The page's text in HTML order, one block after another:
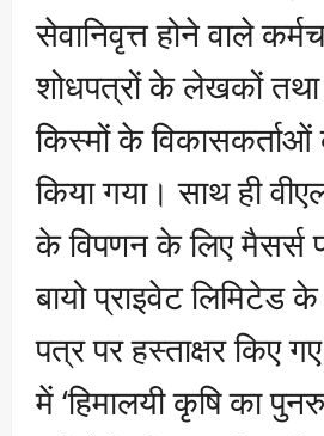
सेवानिवृत्त होने वाले
शोधपत्रों के लेखकों तथा
किस्मों के विकासकर्ताओं
किया गया। साथ ही
के विपणन के लिए मैसर्स
बायो प्राइवेट लिमिटेड
पत्र पर हस्ताक्षर किए
में ‘हिमालयी कृषि का